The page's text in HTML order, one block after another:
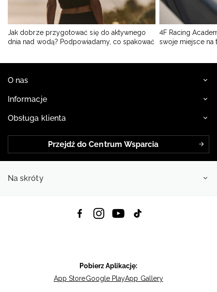
Jak dobrze przygotować się do aktywnego
dnia nad wodą? Podpowiadamy, co spakować
4F Racing
swoje miejsce na
O nas
Informacje
Obsługa klienta
Przejdź do Centrum Wsparcia
Na skróty
Pobierz Aplikację:
App StoreGoogle PlayApp Gallery